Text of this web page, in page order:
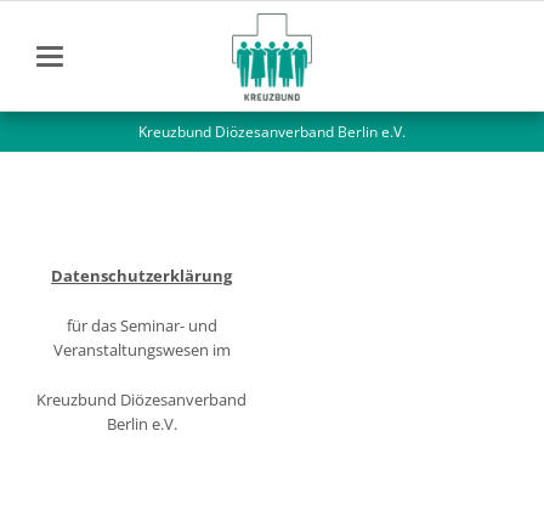
Kreuzbund Diözesanverband Berlin e.V.
Datenschutzerklärung
für das Seminar- und
Veranstaltungswesen im
Kreuzbund Diözesanverband
Berlin e.V.